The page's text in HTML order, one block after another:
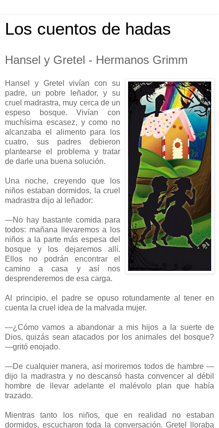
Los cuentos de hadas
Hansel y Gretel - Hermanos Grimm
Hansel y Gretel vivían con su
padre, un pobre leñador, y su
cruel madrastra, muy cerca de un
espeso bosque. Vivían con
muchísima escasez, y como no
alcanzaba el alimento para los
cuatro, sus padres debieron
plantearse el problema y tratar
de darle una buena solución.
Una noche, creyendo que los
niños estaban dormidos, la cruel
madrastra dijo al leñador:
—No hay bastante comida para
todos: mañana llevaremos a los
niños a la parte más espesa del
bosque y los dejaremos allí.
Ellos no podrán encontrar el
camino a casa y así nos
desprenderemos de esa carga.
Al principio, el padre se opuso rotundamente al tener en
cuenta la cruel idea de la malvada mujer.
—¿Cómo vamos a abandonar a mis hijos a la suerte de
Dios, quizás sean atacados por los animales del bosque?
—gritó enojado.
—De cualquier manera, así moriremos todos de hambre —
dijo la madrastra y no descansó hasta convencer al débil
hombre de llevar adelante el malévolo plan que había
trazado.
Mientras tanto los niños, que en realidad no estaban
dormidos, escucharon toda la conversación. Gretel lloraba